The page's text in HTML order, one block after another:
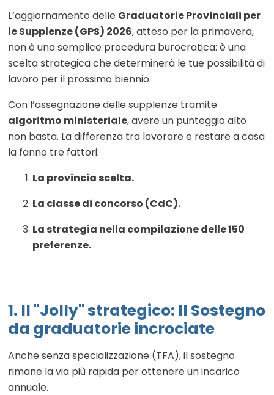
L’aggiornamento delle Graduatorie Provinciali per
le Supplenze (GPS) 2026, atteso per la primavera,
non è una semplice procedura burocratica: è una
scelta strategica che determinerà le tue possibilità di
lavoro per il prossimo biennio.
Con l’assegnazione delle supplenze tramite
algoritmo ministeriale, avere un punteggio alto
non basta. La differenza tra lavorare e restare a casa
la fanno tre fattori:
La provincia scelta.
La classe di concorso (CdC).
La strategia nella compilazione delle 150
preferenze.
1. Il "Jolly" strategico: Il Sostegno
da graduatorie incrociate
Anche senza specializzazione (TFA), il sostegno
rimane la via più rapida per ottenere un incarico
annuale.